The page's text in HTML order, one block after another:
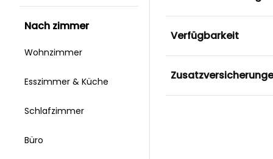
nach zimmer
Wohnzimmer
Esszimmer & Küche
Schlafzimmer
Büro
Verfügbarkeit